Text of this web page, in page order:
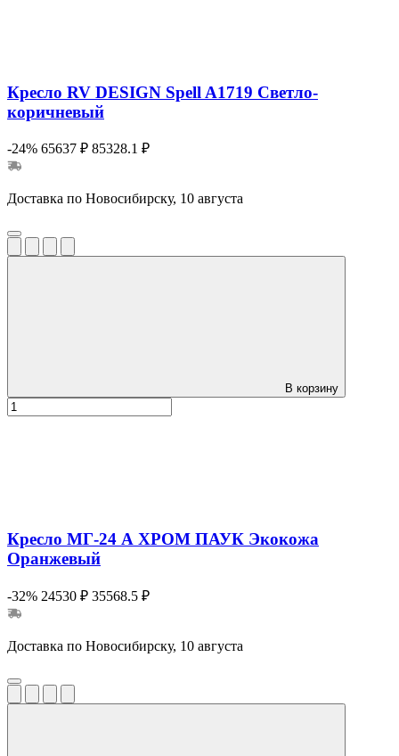
Кресло RV DESIGN Spell A1719 Светло-
коричневый
-24% 65637 ₽ 85328.1 ₽
Доставка по Новосибирску, 10 августа
В корзину
Кресло МГ-24 А ХРОМ ПАУК Экокожа
Оранжевый
-32% 24530 ₽ 35568.5 ₽
Доставка по Новосибирску, 10 августа